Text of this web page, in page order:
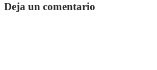
Deja un comentario